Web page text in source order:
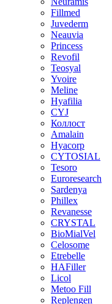
Fillmed
Juvederm
Neauvia
Princess
Revofil
Teosyal
Yvoire
Meline
Hyafilia
CYJ
Коллост
Amalain
Hyacorp
CYTOSIAL
Tesoro
Euroresearch
Sardenya
Phillex
Revanesse
CRYSTAL
BioMialVel
Celosome
Etrebelle
HAFiller
Licol
Metoo Fill
Replengen